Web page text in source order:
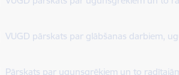
VUGD pārskats par glābšanas darbiem,
Pārskats par ugunsgrēkiem un to